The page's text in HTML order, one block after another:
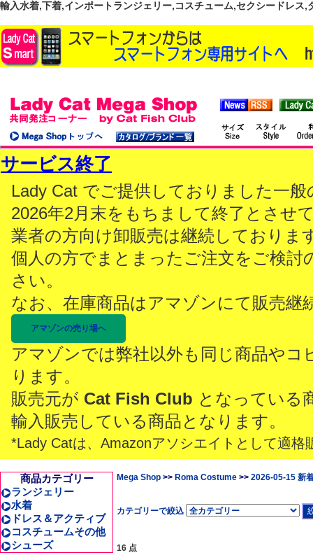
輸入水着,下着,インポートランジェリー,コスチューム,セクシードレス
サービス終了
Lady Cat でご提供しておりました一
2026年2月末をもちまして終了とさせ
業者の方向け卸販売は継続しておりま
個人の方でまとまったご注文をご検討
さい。
なお、在庫商品はアマゾンにて販売継
アマゾンの売り場へ
アマゾンでは弊社以外も同じ商品やコ
ります。
販売元が Cat Fish Club となっている
輸入販売している商品となります。
*Lady Catは、Amazonアソシエイトとして適格
商品カテゴリー
ランジェリー
水着
ドレス＆アクティブ
コスチュームその他
シューズ
Mega Shop >> Roma Costume >> 2026-05-15 新
カテゴリーで絞込
16 点